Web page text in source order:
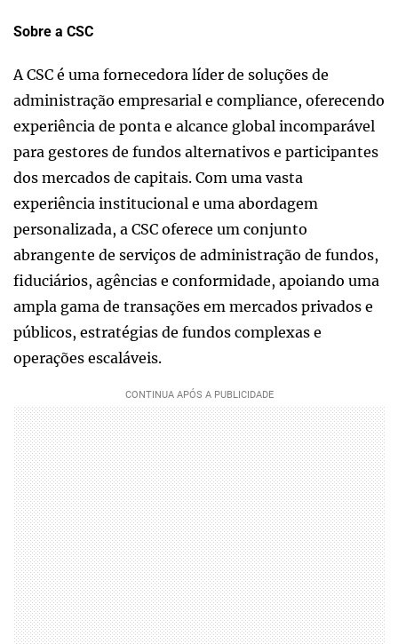
Sobre a CSC
A CSC é uma fornecedora líder de soluções de
administração empresarial e compliance, oferecendo
experiência de ponta e alcance global incomparável
para gestores de fundos alternativos e participantes
dos mercados de capitais. Com uma vasta
experiência institucional e uma abordagem
personalizada, a CSC oferece um conjunto
abrangente de serviços de administração de fundos,
fiduciários, agências e conformidade, apoiando uma
ampla gama de transações em mercados privados e
públicos, estratégias de fundos complexas e
operações escaláveis.